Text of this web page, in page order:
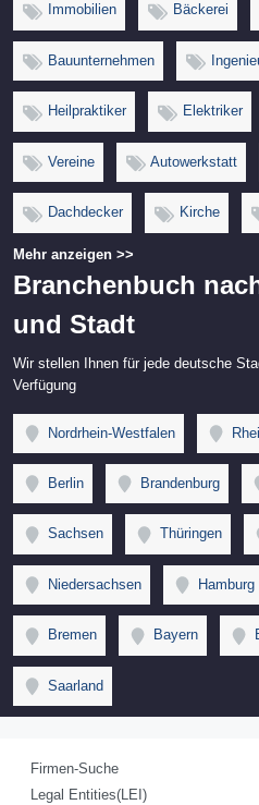
Immobilien Bäckerei
Bauunternehmen
Heilpraktiker Elektriker
Vereine Autowerkstatt
Dachdecker Kirche
Mehr anzeigen >>
Branchenbuch
und Stadt
Wir stellen Ihnen für jede deutsche
Verfügung
Nordrhein-Westfalen
Berlin Brandenburg
Sachsen Thüringen
Niedersachsen Hamburg
Bremen Bayern
Saarland
Firmen-Suche
Legal Entities(LEI)